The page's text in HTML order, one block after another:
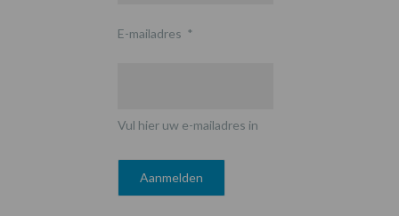
E-mailadres *
Vul hier uw e-mailadres in